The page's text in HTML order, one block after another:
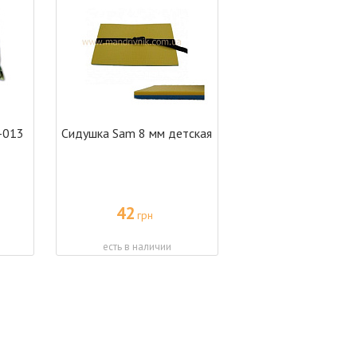
Сидушка Sam 8 мм детская
42 грн
есть в наличии